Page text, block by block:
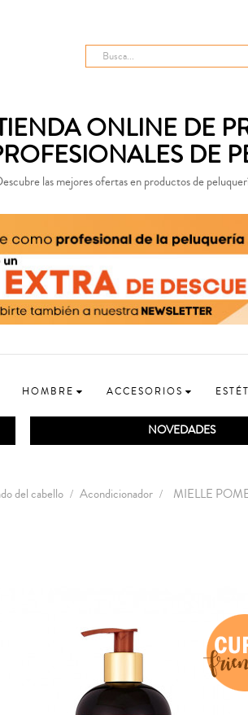
ONLINE DE
DE
las mejores ofertas en productos de
HOMBRE ACCESORIOS
NOVEDADES
del cabello Acondicionador MIELLE